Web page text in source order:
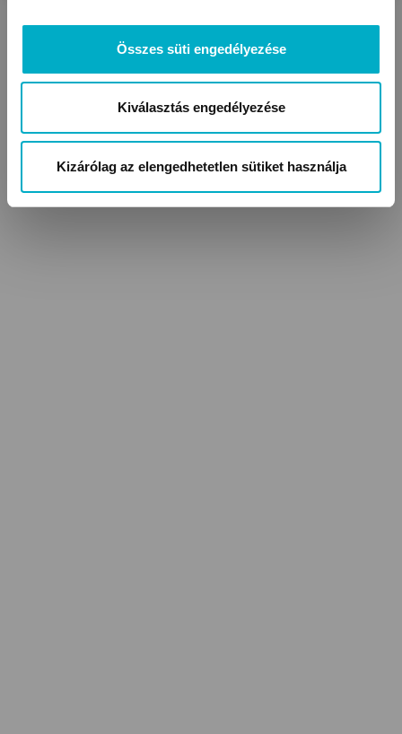
Összes süti engedélyezése
Kiválasztás engedélyezése
Kizárólag az elengedhetetlen sütiket használja
Lábfejes baba nadrágok
Baba kabátok,